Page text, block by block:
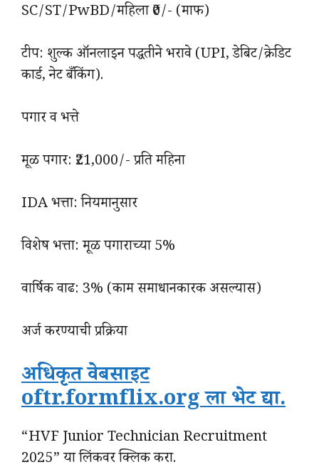
SC/ST/PwBD/महिला ₹0/- (माफ)
टीप: शुल्क ऑनलाइन पद्धतीने भरावे (UPI, डेबिट/क्रेडिट
कार्ड, नेट बँकिंग).
पगार व भत्ते
मूळ पगार: ₹21,000/- प्रति महिना
IDA भत्ता: नियमानुसार
विशेष भत्ता: मूळ पगाराच्या 5%
वार्षिक वाढ: 3% (काम समाधानकारक असल्यास)
अर्ज करण्याची प्रक्रिया
अधिकृत वेबसाइट
oftr.formflix.org ला भेट द्या.
“HVF Junior Technician Recruitment
2025” या लिंकवर क्लिक करा.